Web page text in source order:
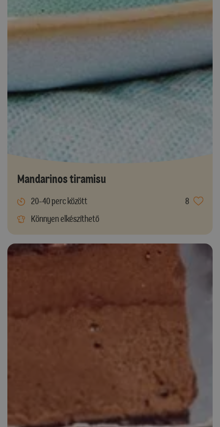
Mandarinos tiramisu
20-40 perc között
8
Könnyen elkészíthető